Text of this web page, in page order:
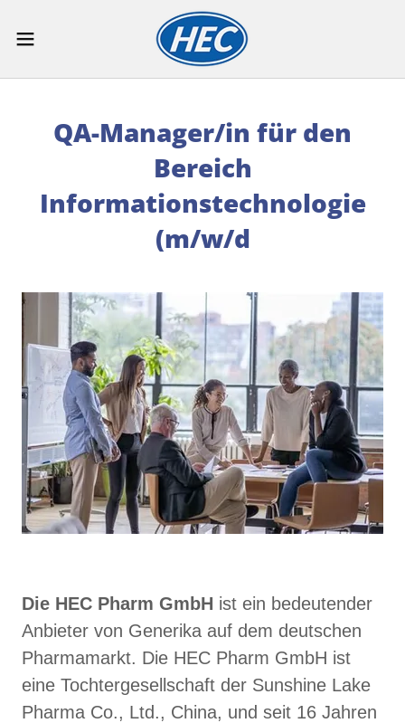
QA-Manager/in für den
Bereich
Informationstechnologie
(m/w/d
Die HEC Pharm GmbH ist ein bedeutender
Anbieter von Generika auf dem deutschen
Pharmamarkt. Die HEC Pharm GmbH ist
eine Tochtergesellschaft der Sunshine Lake
Pharma Co., Ltd., China, und seit 16 Jahren